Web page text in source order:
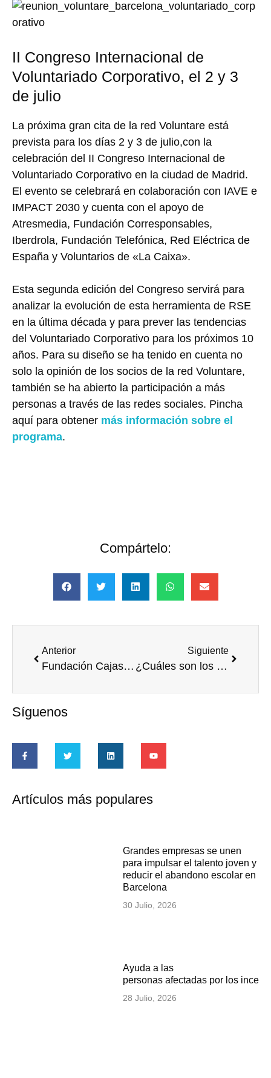
II Congreso Internacional de
Voluntariado Corporativo, el 2 y 3
de julio
La próxima gran cita de la red Voluntare está
prevista para los días 2 y 3 de julio,con la
celebración del II Congreso Internacional de
Voluntariado Corporativo en la ciudad de Madrid.
El evento se celebrará en colaboración con IAVE e
IMPACT 2030 y cuenta con el apoyo de
Atresmedia, Fundación Corresponsables,
Iberdrola, Fundación Telefónica, Red Eléctrica de
España y Voluntarios de «La Caixa».
Esta segunda edición del Congreso servirá para
analizar la evolución de esta herramienta de RSE
en la última década y para prever las tendencias
del Voluntariado Corporativo para los próximos 10
años. Para su diseño se ha tenido en cuenta no
solo la opinión de los socios de la red Voluntare,
también se ha abierto la participación a más
personas a través de las redes sociales. Pincha
aquí para obtener más información sobre el
programa.
Compártelo:
Anterior
Fundación Cajasol celebra su XI Encuentro del Voluntariado
Siguiente
¿Cuáles son los temas que más interesan del Voluntariado Corporativo?
Síguenos
Artículos más populares
Grandes empresas se unen
para impulsar el talento joven y
reducir el abandono escolar en
Barcelona
30 Julio, 2026
Ayuda a las
personas afectadas por los
28 Julio, 2026